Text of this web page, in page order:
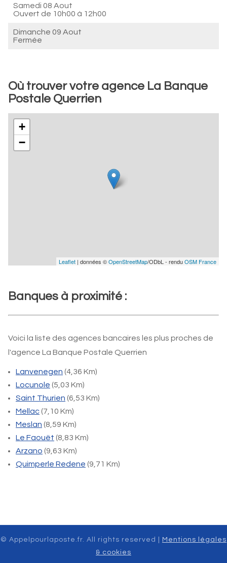
Samedi 08 Aout
Ouvert de 10h00 à 12h00
Dimanche 09 Aout
Fermée
Où trouver votre agence La Banque
Postale Querrien
+
−
Leaflet | données ©OpenStreetMap/ODbL - renduOSM France
Banques à proximité :
Voici la liste des agences bancaires les plus proches de
l'agence La Banque Postale Querrien
Lanvenegen (4,36 Km)
Locunole (5,03 Km)
Saint Thurien (6,53 Km)
Mellac(7,10 Km)
Meslan (8,59 Km)
Le Faouët (8,83 Km)
Arzano (9,63 Km)
Quimperle Redene (9,71 Km)
© Appelpourlaposte.fr. All rights reserved |
Mentions légales
& cookies